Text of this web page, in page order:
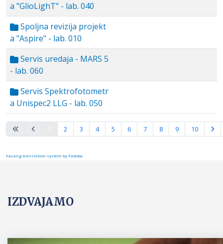
a "GlioLighT" - lab. 040
Spoljna revizija projekt
a "Aspire" - lab. 010
Servis uredaja - MARS 5
- lab. 060
Servis Spektrofotometr
a Unispec2 LLG - lab. 050
Strana 1 od 15
2 3 4 5 6 7 8 9 10
FaLang translation system by Faboba
IZDVAJAMO